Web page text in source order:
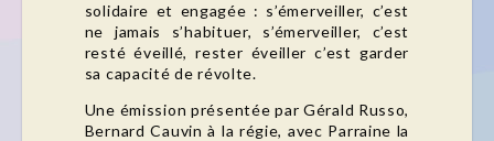
solidaire et engagée : s’émerveiller, c’est
ne jamais s’habituer, s’émerveiller, c’est
resté éveillé, rester éveiller c’est garder
sa capacité de révolte.
Une émission présentée par Gérald Russo,
Bernard Cauvin à la régie, avec Parraine la